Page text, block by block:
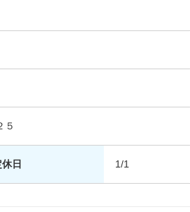
５
休日 1/1